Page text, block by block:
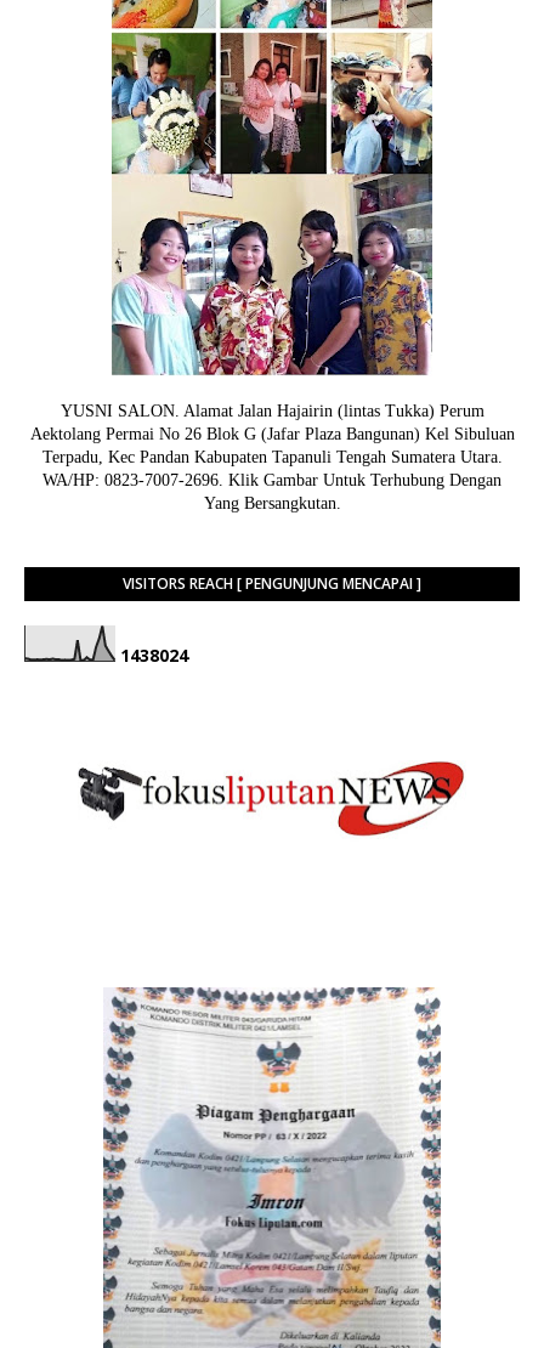
YUSNI SALON. Alamat Jalan Hajairin (lintas Tukka) Perum
Aektolang Permai No 26 Blok G (Jafar Plaza Bangunan) Kel Sibuluan
Terpadu, Kec Pandan Kabupaten Tapanuli Tengah Sumatera Utara.
WA/HP: 0823-7007-2696. Klik Gambar Untuk Terhubung Dengan
Yang Bersangkutan.
VISITORS REACH [ PENGUNJUNG MENCAPAI ]
1438024